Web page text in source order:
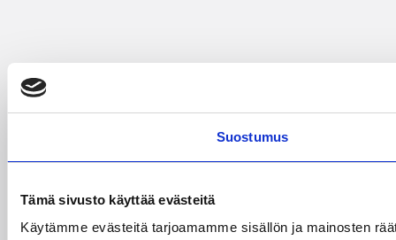
Suostumus
Tämä sivusto käyttää evästeitä
Käytämme evästeitä tarjoamamme sisällön ja mainosten